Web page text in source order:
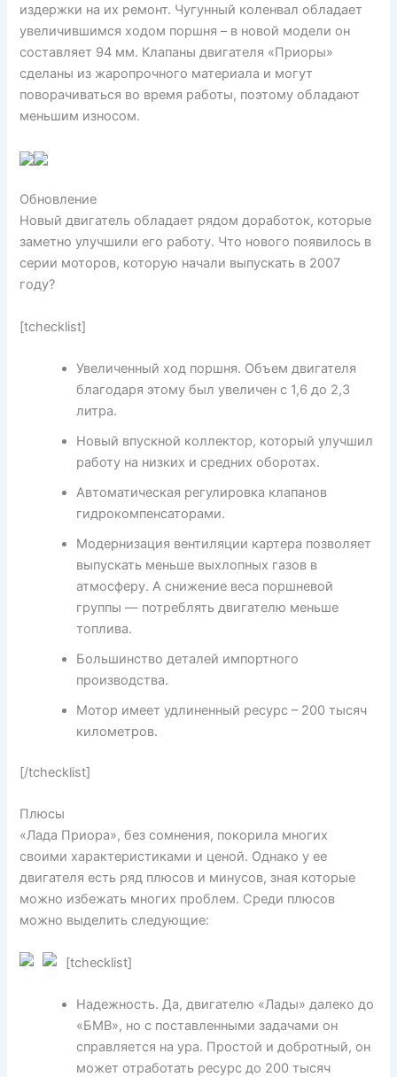
издержки на их ремонт. Чугунный коленвал обладает
увеличившимся ходом поршня – в новой модели он
составляет 94 мм. Клапаны двигателя «Приоры»
сделаны из жаропрочного материала и могут
поворачиваться во время работы, поэтому обладают
меньшим износом.
Обновление
Новый двигатель обладает рядом доработок, которые
заметно улучшили его работу. Что нового появилось в
серии моторов, которую начали выпускать в 2007
году?
[tchecklist]
Увеличенный ход поршня. Объем двигателя
благодаря этому был увеличен с 1,6 до 2,3
литра.
Новый впускной коллектор, который улучшил
работу на низких и средних оборотах.
Автоматическая регулировка клапанов
гидрокомпенсаторами.
Модернизация вентиляции картера позволяет
выпускать меньше выхлопных газов в
атмосферу. А снижение веса поршневой
группы — потреблять двигателю меньше
топлива.
Большинство деталей импортного
производства.
Мотор имеет удлиненный ресурс – 200 тысяч
километров.
[/tchecklist]
Плюсы
«Лада Приора», без сомнения, покорила многих
своими характеристиками и ценой. Однако у ее
двигателя есть ряд плюсов и минусов, зная которые
можно избежать многих проблем. Среди плюсов
можно выделить следующие:
[tchecklist]
Надежность. Да, двигателю «Лады» далеко до
«БМВ», но с поставленными задачами он
справляется на ура. Простой и добротный, он
может отработать ресурс до 200 тысяч